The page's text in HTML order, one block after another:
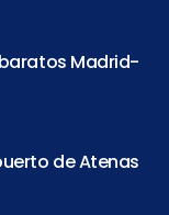
Madrid-
de Atenas